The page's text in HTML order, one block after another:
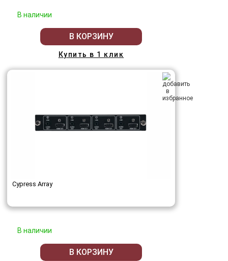
В наличии
В КОРЗИНУ
Купить в 1 клик
Cypress Array
В наличии
В КОРЗИНУ